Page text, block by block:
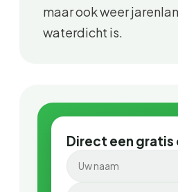
maar ook weer
waterdicht is.
Direct een